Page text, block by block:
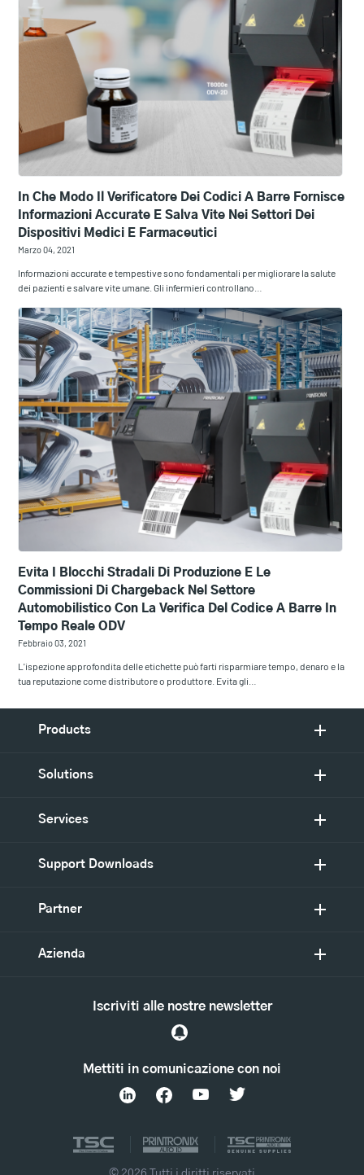
In Che Modo Il Verificatore Dei Codici A Barre Fornisce
Informazioni Accurate E Salva Vite Nei Settori Dei
Dispositivi Medici E Farmaceutici
Marzo 04, 2021
Informazioni accurate e tempestive sono fondamentali per migliorare la salute
dei pazienti e salvare vite umane. Gli infermieri controllano…
Evita I Blocchi Stradali Di Produzione E Le
Commissioni Di Chargeback Nel Settore
Automobilistico Con La Verifica Del Codice A Barre In
Tempo Reale ODV
Febbraio 03, 2021
L'ispezione approfondita delle etichette può farti risparmiare tempo, denaro e la
tua reputazione come distributore o produttore. Evita gli…
Products
Solutions
Services
Support Downloads
Partner
Azienda
Mettiti in comunicazione con noi
Iscriviti alle nostre newsletter